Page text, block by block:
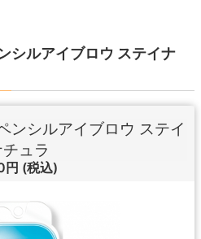
シルアイブロウ ステイナ
ンシルアイブロウ ステイ
ュラ
円 (税込)